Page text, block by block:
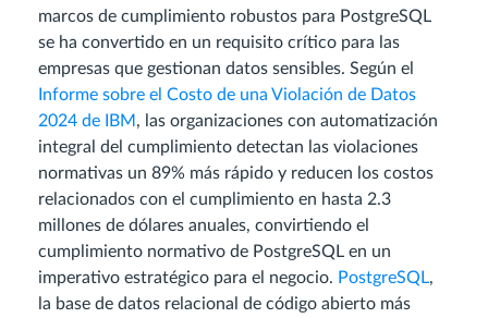
marcos de cumplimiento robustos para PostgreSQL
se ha convertido en un requisito crítico para las
empresas que gestionan datos sensibles. Según el
Informe sobre el Costo de una Violación de Datos
2024 de IBM , las organizaciones con automatización
integral del cumplimiento detectan las violaciones
normativas un 89% más rápido y reducen los costos
relacionados con el cumplimiento en hasta 2.3
millones de dólares anuales, convirtiendo el
cumplimiento normativo de PostgreSQL en un
imperativo estratégico para el negocio. PostgreSQL,
la base de datos relacional de código abierto más